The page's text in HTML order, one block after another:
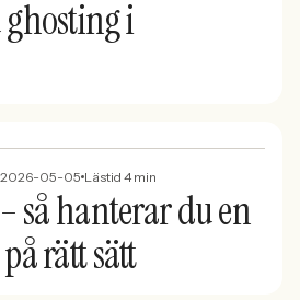
i
2026-05-05 Lästid 4 min
så hanterar du en
rätt sätt